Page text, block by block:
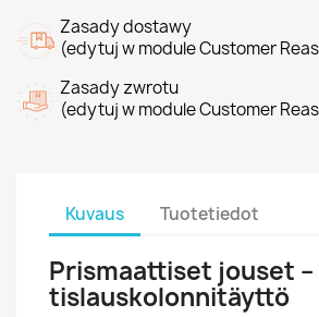
Zasady dostawy
(edytuj w module Customer
Zasady zwrotu
(edytuj w module Customer
Kuvaus Tuotetiedot
Prismaattiset jouset –
tislauskolonnitäyttö